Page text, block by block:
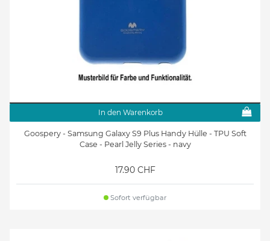
In den Warenkorb
Goospery - Samsung Galaxy S9 Plus Handy Hülle - TPU Soft
Case - Pearl Jelly Series - navy
17.90 CHF
Sofort verfügbar